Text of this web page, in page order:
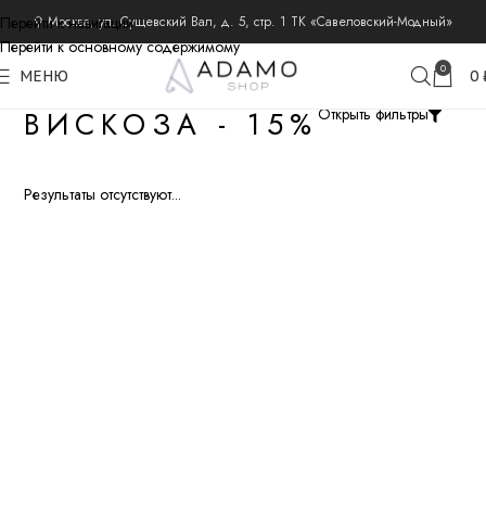
Перейти к навигации
Перейти к основному содержимому
⚲ Москва, ул. Сущевский Вал, д. 5, стр. 1 ТК «Савеловский-Модный»
МЕНЮ 0 0
ВИСКОЗА - 15%Открыть фильтры
Результаты отсутствуют...